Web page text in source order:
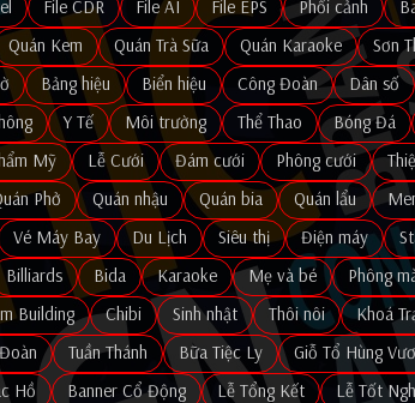
File CDR File AI File EPS Phối cảnh
Quán Kem Quán Trà Sữa Quán Karaoke Sơn
Bảng hiệu Biển hiệu Công Đoàn Dân số
Y Tế Môi trường Thể Thao Bóng Đá
Mỹ Lễ Cưới Đám cưới Phông cưới
Phở Quán nhậu Quán bia Quán lẩu
Vé Máy Bay Du Lịch Siêu thị Điện máy
Billiards Bida Karaoke Mẹ và bé Phông
Building Chibi Sinh nhật Thôi nôi Khoá
Tuần Thánh Bữa Tiệc Ly Giỗ Tổ Hùng
Hồ Banner Cổ Động Lễ Tổng Kết Lễ Tốt